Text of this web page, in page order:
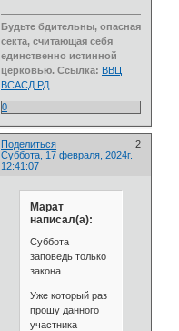
Будьте бдительны, опасная
секта, считающая себя
единственно истинной
церковью. Ссылка: ВВЦ
ВСАСД РД
0
Поделиться
2
Суббота, 17 февраля, 2024г.
12:41:07
Марат
написал(а):
Суббота
заповедь только
закона
Уже который раз
прошу данного
участника